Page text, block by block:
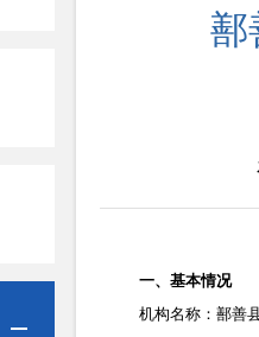
鄯
一、基本情况
机构名称：鄯善